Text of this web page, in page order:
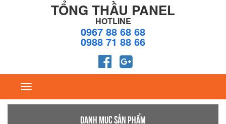
TỔNG THẦU PANEL
HOTLINE
0967 88 68 68
0988 71 88 66
Toggle
DANH MỤC SẢN PHẨM